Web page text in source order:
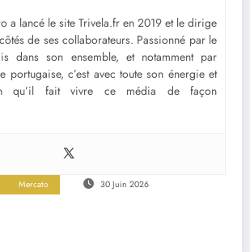
a lancé le site Trivela.fr en 2019 et le dirige
de ses collaborateurs. Passionné par le
dans son ensemble, et notamment par
portugaise, c’est avec toute son énergie et
qu’il fait vivre ce média de façon
Mercato 30 Juin 2026